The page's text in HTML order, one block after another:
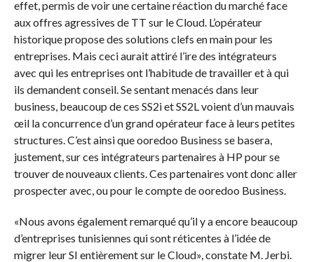
effet, permis de voir une certaine réaction du marché face
aux offres agressives de TT sur le Cloud. L’opérateur
historique propose des solutions clefs en main pour les
entreprises. Mais ceci aurait attiré l’ire des intégrateurs
avec qui les entreprises ont l’habitude de travailler et à qui
ils demandent conseil. Se sentant menacés dans leur
business, beaucoup de ces SS2i et SS2L voient d’un mauvais
œil la concurrence d’un grand opérateur face à leurs petites
structures. C’est ainsi que ooredoo Business se basera,
justement, sur ces intégrateurs partenaires à HP pour se
trouver de nouveaux clients. Ces partenaires vont donc aller
prospecter avec, ou pour le compte de ooredoo Business.
«Nous avons également remarqué qu’il y a encore beaucoup
d’entreprises tunisiennes qui sont réticentes à l’idée de
migrer leur SI entièrement sur le Cloud», constate M. Jerbi.